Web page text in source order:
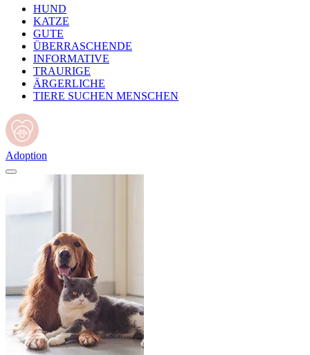
HUND
KATZE
GUTE
ÜBERRASCHENDE
INFORMATIVE
TRAURIGE
ÄRGERLICHE
TIERE SUCHEN MENSCHEN
Adoption